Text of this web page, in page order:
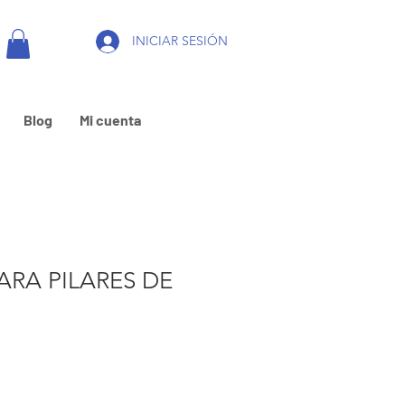
INICIAR SESIÓN
Blog Mi cuenta
PILARES DE